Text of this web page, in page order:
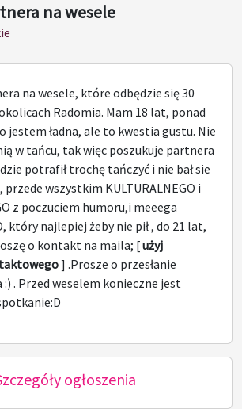
na wesele
na wesele, które odbędzie się 30
Radomia. Mam 18 lat, ponad
jestem ładna, ale to kwestia gustu. Nie
w tańcu, tak więc poszukuje partnera
potrafił trochę tańczyć i nie bał sie
wszystkim KULTURALNEGO i
z poczuciem humoru,i meeega
który najlepiej żeby nie pił , do 21 lat,
o kontakt na maila; [użyj
] .Prosze o przesłanie
:) . Przed weselem konieczne jest
ogłoszenia